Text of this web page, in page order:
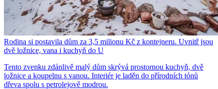
Rodina si postavila dům za 3,5 milionu Kč z kontejneru. Uvnitř jsou
dvě ložnice, vana i kuchyň do U
Tento zvenku zdánlivě malý dům skrývá prostornou kuchyň, dvě
ložnice a koupelnu s vanou. Interiér je laděn do přírodních tónů
dřeva spolu s petrolejově modrou.